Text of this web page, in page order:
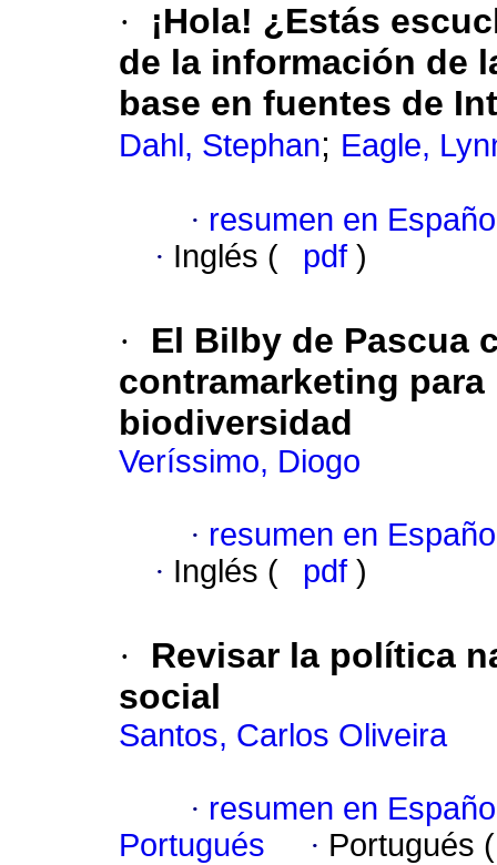
·
¡Hola! ¿Estás
de la información de
base en fuentes de
Dahl, Stephan; Eagle,
· resumen en
· Inglés ( pdf )
·
El Bilby de Pascua
contramarketing
biodiversidad
Veríssimo, Diogo
· resumen en
· Inglés ( pdf )
·
Revisar la política
social
Santos, Carlos Oliveira
· resumen en
Portugués
· Portugués